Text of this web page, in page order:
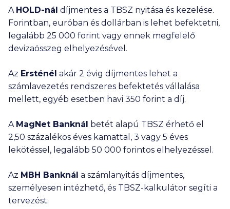
A HOLD-nál díjmentes a TBSZ nyitása és kezelése.
Forintban, euróban és dollárban is lehet befektetni,
legalább 25 000 forint vagy ennek megfelelő
devizaösszeg elhelyezésével.
Az Ersténél akár 2 évig díjmentes lehet a
számlavezetés rendszeres befektetés vállalása
mellett, egyéb esetben havi 350 forint a díj.
A MagNet Banknál betét alapú TBSZ érhető el
2,50 százalékos éves kamattal, 3 vagy 5 éves
lekötéssel, legalább 50 000 forintos elhelyezéssel.
Az MBH Banknál a számlanyitás díjmentes,
személyesen intézhető, és TBSZ-kalkulátor segíti a
tervezést.